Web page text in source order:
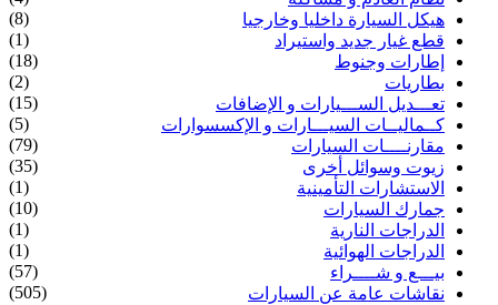
هيكل السيارة داخليا وخارجيا
(8)
قطع غيار جديد واستيراد
(1)
إطارات وجنوط
(18)
بطاريات
(2)
تعـــديل الســـيارات و الإضافات
(15)
كــماليــات السيـــارات و الإكسسوارات
(5)
مقارنــــات السيارات
(79)
زيوت وسوائل أخرى
(35)
الاستشارات التأمينية
(1)
جمارك السيارات
(10)
الدراجات النارية
(1)
الدراجات الهوائية
(1)
بيـــع و شــــراء
(57)
نقاشات عامة عن السيارات
(505)